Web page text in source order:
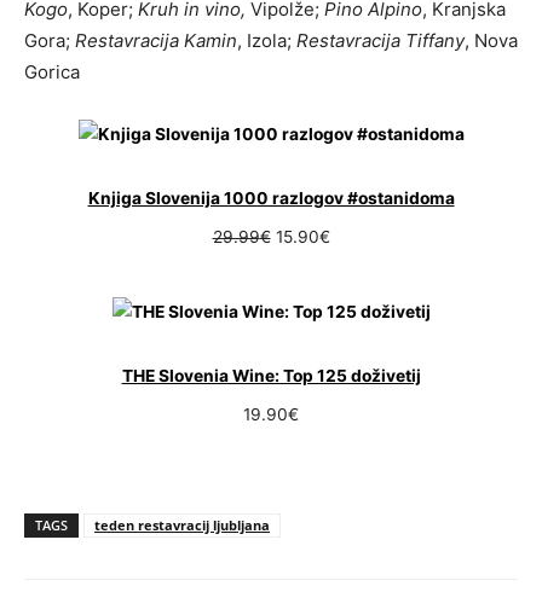
Kogo, Koper; Kruh in vino, Vipolže; Pino Alpino, Kranjska
Gora; Restavracija Kamin, Izola; Restavracija Tiffany, Nova
Gorica
Knjiga Slovenija 1000 razlogov #ostanidoma
29.99€ Izvirna
bila:
15.90€Trenutna
15.90€.
THE Slovenia Wine: Top 125 doživetij
19.90€
TAGS teden restavracij ljubljana